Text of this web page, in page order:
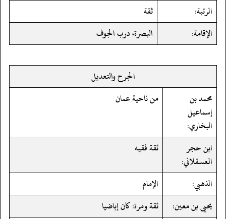
الرتبة:
ثقة
الإقامة:
البصرة، درب الجوف
الجرح والتعديل
محمد بن
إسماعيل
البخاري:
من ناحية عمان
ابن حجر
العسقلاني:
ثقة فقيه
الذهبي:
الإمام
يحيى بن معين:
ثقة ومرة: كان إباضيا